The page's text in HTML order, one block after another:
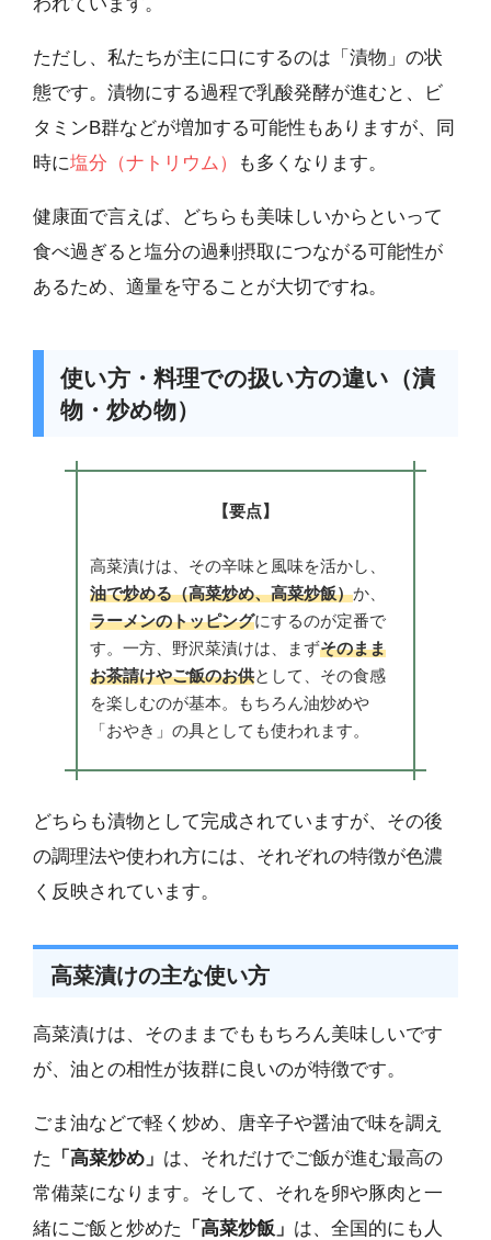
ただし、私たちが主に口にするのは「漬物」の状
態です。漬物にする過程で乳酸発酵が進むと、ビ
タミンB群などが増加する可能性もありますが、同
時に塩分（ナトリウム） も多くなります。
健康面で言えば、どちらも美味しいからといって
食べ過ぎると塩分の過剰摂取につながる可能性が
あるため、適量を守ることが大切ですね。
使い方・料理での扱い方の違い（漬
物・炒め物）
【要点】
高菜漬けは、その辛味と風味を活かし、
油で炒める（高菜炒め、高菜炒飯）か、
ラーメンのトッピングにするのが定番で
す。一方、野沢菜漬けは、まずそのまま
お茶請けやご飯のお供として、その食感
を楽しむのが基本。もちろん油炒めや
「おやき」の具としても使われます。
どちらも漬物として完成されていますが、その後
の調理法や使われ方には、それぞれの特徴が色濃
く反映されています。
高菜漬けの主な使い方
高菜漬けは、そのままでももちろん美味しいです
が、油との相性が抜群に良いのが特徴です。
ごま油などで軽く炒め、唐辛子や醤油で味を調え
た
「高菜炒め」 は、それだけでご飯が進む最高の
常備菜になります。そして、それを卵や豚肉と一
緒にご飯と炒めた
「高菜炒飯」 は、全国的にも人